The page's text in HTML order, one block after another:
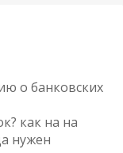
о банковских
как на на
нужен